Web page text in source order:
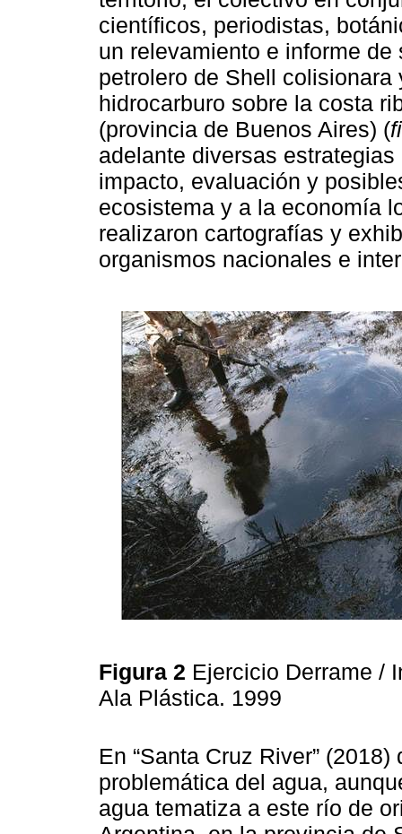
científicos, periodistas,
un relevamiento e informe
petrolero de Shell
hidrocarburo sobre la costa
(provincia de Buenos Aires) (
adelante diversas
impacto, evaluación y
ecosistema y a la economía
realizaron cartografías y
organismos nacionales e
Figura 2 Ejercicio Derrame /
Ala Plástica. 1999
En “Santa Cruz River”
problemática del agua,
agua tematiza a este río de